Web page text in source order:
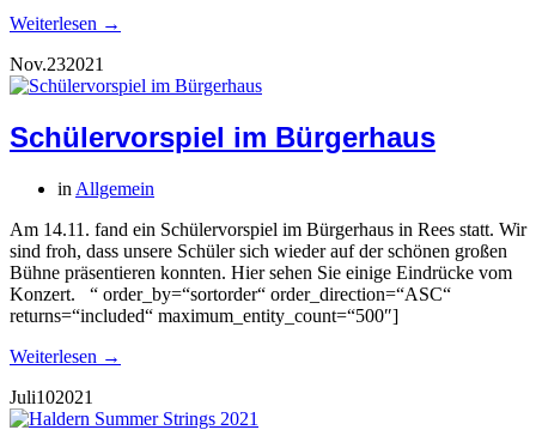
Weiterlesen →
Nov.232021
Schülervorspiel im Bürgerhaus
in Allgemein
Am 14.11. fand ein Schülervorspiel im Bürgerhaus in Rees statt. Wir
sind froh, dass unsere Schüler sich wieder auf der schönen großen
Bühne präsentieren konnten. Hier sehen Sie einige Eindrücke vom
Konzert. “ order_by=“sortorder“ order_direction=“ASC“
returns=“included“ maximum_entity_count=“500″]
Weiterlesen →
Juli102021